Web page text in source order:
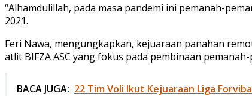
“Alhamdulillah, pada masa pandemi ini pemanah-
2021.
Feri Nawa, mengungkapkan, kejuaraan panahan
atlit BIFZA ASC yang fokus pada pembinaan
BACA JUGA: 22 Tim Voli Ikut Kejuaraan Liga